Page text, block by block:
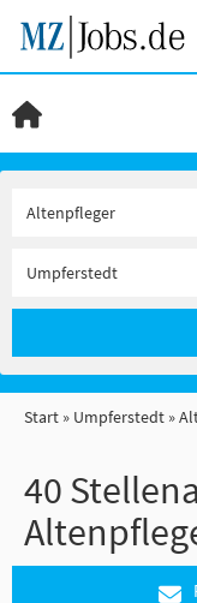
Start Umpferstedt
40